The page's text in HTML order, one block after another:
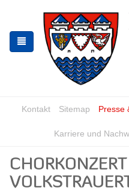
springen
springen
Kontakt Sitemap Presse
Karriere und